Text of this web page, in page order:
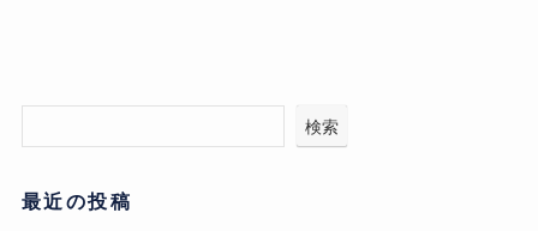
検索
最近の投稿